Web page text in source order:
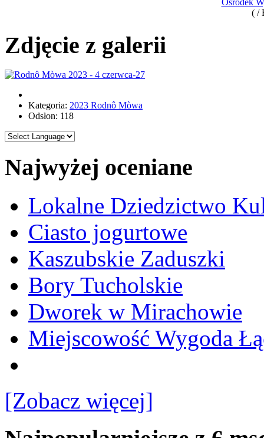
( /
Zdjęcie z galerii
Kategoria: 2023 Rodnô Mòwa
Odsłon: 118
Najwyżej oceniane
Lokalne Dziedzictwo
Ciasto jogurtowe
Kaszubskie Zaduszki
Bory Tucholskie
Dworek w Mirachowie
Miejscowość Wygoda
[Zobacz więcej]